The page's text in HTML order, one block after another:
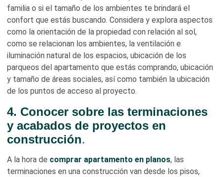
familia o si el tamaño de los ambientes te brindará el
confort que estás buscando. Considera y explora aspectos
como la orientación de la propiedad con relación al sol,
como se relacionan los ambientes, la ventilación e
iluminación natural de los espacios, ubicación de los
parqueos del apartamento que estás comprando, ubicación
y tamaño de áreas sociales, así como también la ubicación
de los puntos de acceso al proyecto.
4. Conocer sobre las terminaciones
y acabados de proyectos en
construcción.
A la hora de comprar apartamento en planos, las
terminaciones en una construcción van desde los pisos,